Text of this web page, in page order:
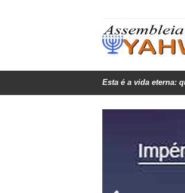
Esta é a vida eterna: